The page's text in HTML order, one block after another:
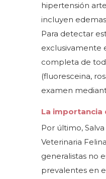
hipertensión
incluyen
Para detectar
exclusivamente
completa de
(fluoresceina,
examen
La importancia
Por último,
Veterinaria
generalistas no
prevalentes en